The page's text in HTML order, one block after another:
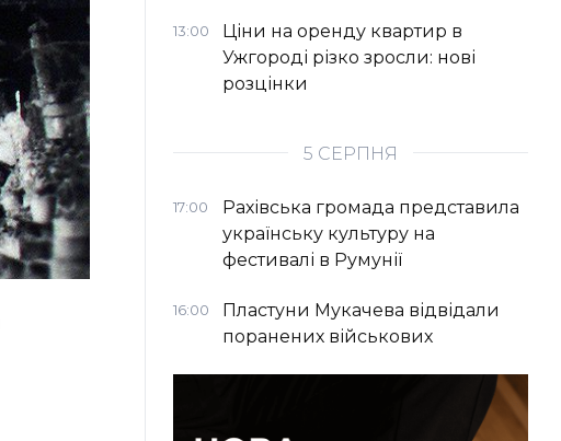
13:00
Ціни на оренду квартир в
Ужгороді різко зросли: нові
розцінки
5 СЕРПНЯ
17:00
Рахівська громада представила
українську культуру на
фестивалі в Румунії
16:00
Пластуни Мукачева відвідали
поранених військових